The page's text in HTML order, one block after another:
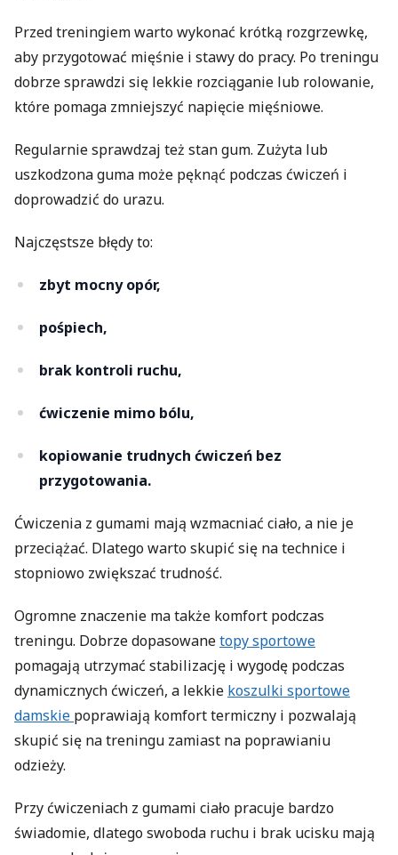
Przed treningiem warto wykonać krótką rozgrzewkę,
aby przygotować mięśnie i stawy do pracy. Po treningu
dobrze sprawdzi się lekkie rozciąganie lub rolowanie,
które pomaga zmniejszyć napięcie mięśniowe.
Regularnie sprawdzaj też stan gum. Zużyta lub
uszkodzona guma może pęknąć podczas ćwiczeń i
doprowadzić do urazu.
Najczęstsze błędy to:
zbyt mocny opór,
pośpiech,
brak kontroli ruchu,
ćwiczenie mimo bólu,
kopiowanie trudnych ćwiczeń bez
przygotowania.
Ćwiczenia z gumami mają wzmacniać ciało, a nie je
przeciążać. Dlatego warto skupić się na technice i
stopniowo zwiększać trudność.
Ogromne znaczenie ma także komfort podczas
treningu. Dobrze dopasowanetopy sportowe
pomagają utrzymać stabilizację i wygodę podczas
dynamicznych ćwiczeń, a lekkie koszulki sportowe
damskie poprawiają komfort termiczny i pozwalają
skupić się na treningu zamiast na poprawianiu
odzieży.
Przy ćwiczeniach z gumami ciało pracuje bardzo
świadomie, dlatego swoboda ruchu i brak ucisku mają